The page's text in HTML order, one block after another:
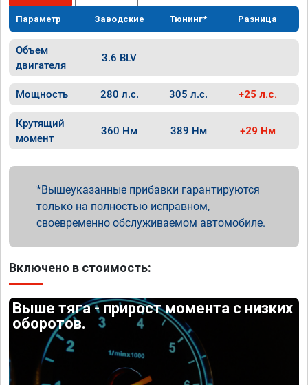
Параметр Заводские Тюнинг* Разница
Объем
двигателя
3.6 BLV
Мощность 280 л.с. 305 л.с. +25 л.с.
Крутящий
момент
360 Нм 389 Нм +29 Нм
Вышеуказанные прибавки гарантируются
только на полностью исправном,
своевременно обслуживаемом автомобиле.
Включено в стоимость:
Выше тяга - прирост момента с низких
оборотов.